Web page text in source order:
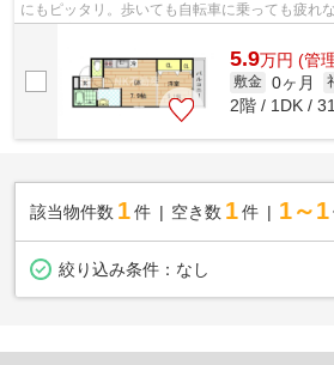
にもピッタリ。歩いても自転車に乗っても疲れ
5.9万円 (管
敷金 0ヶ月
2階 / 1DK /
該当物件数 1件 空き数 1 件 1～1
絞り込み条件： なし